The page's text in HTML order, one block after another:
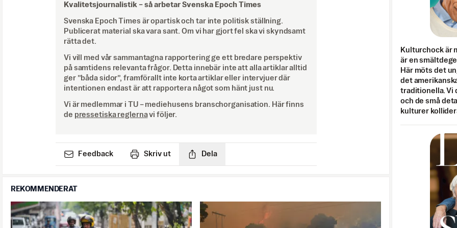
Kvalitetsjournalistik – så arbetar Svenska Epoch Times
Svenska Epoch Times är opartisk och tar inte politisk ställning.
Publicerat material ska vara sant. Om vi har gjort fel ska vi skyndsamt
rätta det.
Vi vill med vår sammantagna rapportering ge ett bredare perspektiv
på samtidens relevanta frågor. Detta innebär inte att alla artiklar alltid
ger ”båda sidor”, framförallt inte korta artiklar eller intervjuer där
intentionen endast är att rapportera något som hänt just nu.
Vi är medlemmar i TU – mediehusens branschorganisation. Här finns
de pressetiska reglernavi följer.
Feedback Skriv ut Dela
REKOMMENDERAT
Kulturchock är
är en
Här möts det
det
traditionella. Vi
och de små
kulturer